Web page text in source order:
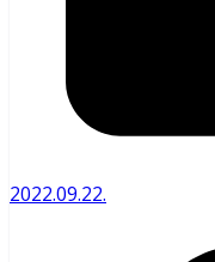
2022.09.22.